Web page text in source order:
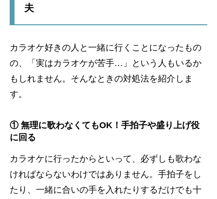
夫
カラオケ好きの人と一緒に行くことになったもの
の、「実はカラオケが苦手…」という人もいるか
もしれません。そんなときの対処法を紹介しま
す。
① 無理に歌わなくてもOK！手拍子や盛り上げ役
に回る
カラオケに行ったからといって、必ずしも歌わな
ければならないわけではありません。手拍子をし
たり、一緒に合いの手を入れたりするだけでも十